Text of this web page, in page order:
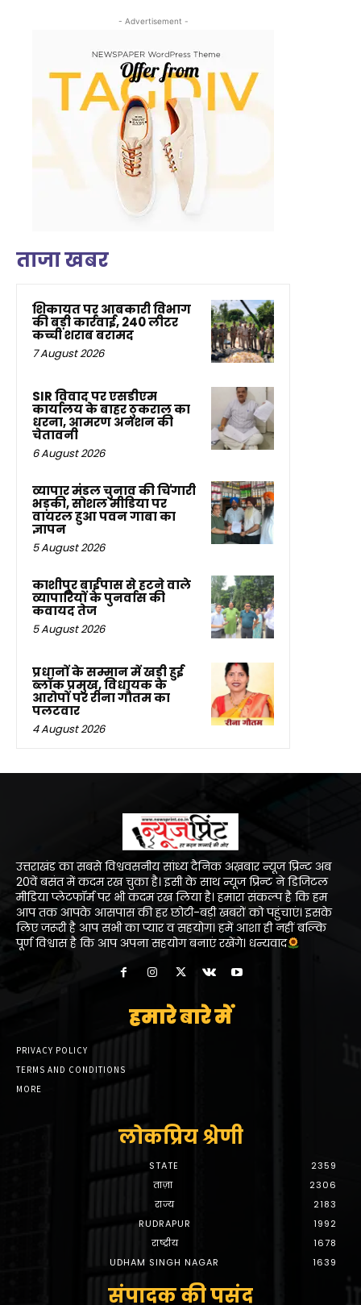
- Advertisement -
ताजा खबर
शिकायत पर आबकारी विभाग
की बड़ी कार्रवाई, 240 लीटर
कच्ची शराब बरामद
7 August 2026
SIR विवाद पर एसडीएम
कार्यालय के बाहर ठुकराल का
धरना, आमरण अनशन की
चेतावनी
6 August 2026
व्यापार मंडल चुनाव की चिंगारी
भड़की, सोशल मीडिया पर
वायरल हुआ पवन गाबा का
ज्ञापन
5 August 2026
काशीपुर बाईपास से हटने वाले
व्यापारियों के पुनर्वास की
कवायद तेज
5 August 2026
प्रधानों के सम्मान में खड़ी हुई
ब्लॉक प्रमुख, विधायक के
आरोपों पर रीना गौतम का
पलटवार
4 August 2026
उत्तराखंड का सबसे विश्ववसनीय सांध्य दैनिक अख़बार न्यूज प्रिन्ट अब
20वें बसंत में कदम रख चुका है। इसी के साथ न्यूज प्रिन्ट ने डिजिटल
मीडिया प्लेटफॉर्म पर भी कदम रख लिया है। हमारा संकल्प है कि हम
आप तक आपके आसपास की हर छोटी-बड़ी खबरों को पहुंचाएं। इसके
लिए जरूरी है आप सभी का प्यार व सहयोग। हमें आशा ही नहीं बल्कि
पूर्ण विश्वास है कि आप अपना सहयोग बनाएं रखेंगे। धन्यवाद
हमारे बारे में
PRIVACY POLICY
TERMS AND CONDITIONS
MORE
लोकप्रिय श्रेणी
STATE
2359
ताज़ा
2306
राज्य
2183
RUDRAPUR
1992
राष्ट्रीय
1678
UDHAM SINGH NAGAR
1639
संपादक की पसंद